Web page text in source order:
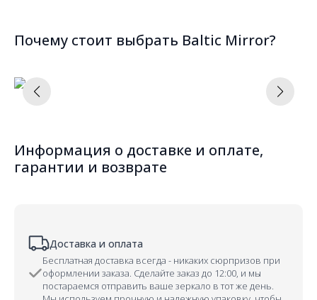
Почему стоит выбрать Baltic Mirror?
Информация о доставке и оплате,
гарантии и возврате
Доставка и оплата
Бесплатная доставка всегда - никаких сюрпризов при
оформлении заказа. Сделайте заказ до 12:00, и мы
постараемся отправить ваше зеркало в тот же день.